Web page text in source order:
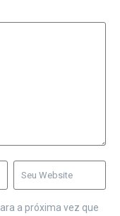
a próxima vez que